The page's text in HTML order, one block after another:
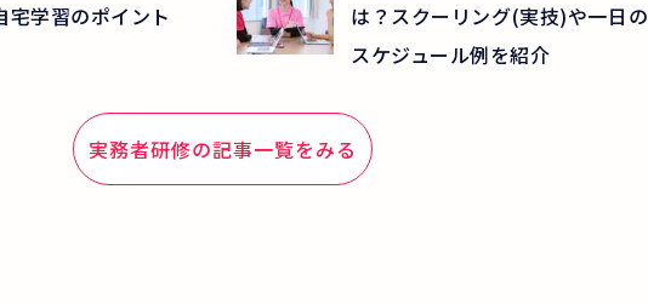
宅学習のポイント
は？スクーリング(実技)や一日の
スケジュール例を紹介
実務者研修の記事一覧をみる